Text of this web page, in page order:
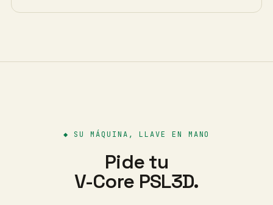
◆ SU MÁQUINA, LLAVE EN MANO
Pide tu
V-Core PSL3D.